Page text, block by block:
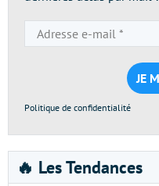
Politique de confidentialité
🔥 Les Tendances